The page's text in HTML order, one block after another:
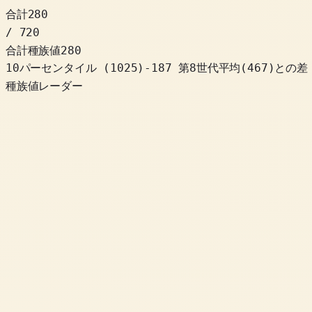
合計280
/ 720
合計種族値280
10パーセンタイル
( 1025) -187 第8世代平均(467)との差
種族値レーダー